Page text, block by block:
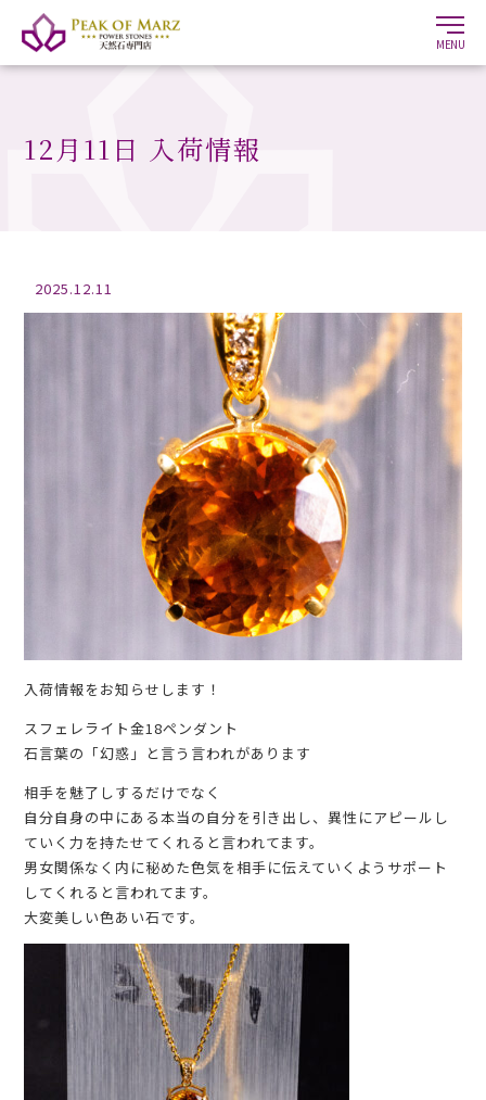
MENU
12月11日 入荷情報
2025.12.11
入荷情報をお知らせします！
スフェレライト金18ペンダント
石言葉の「幻惑」と言う言われがあります
相手を魅了しするだけでなく
自分自身の中にある本当の自分を引き出し、異性にアピールし
ていく力を持たせてくれると言われてます。
男女関係なく内に秘めた色気を相手に伝えていくようサポート
してくれると言われてます。
大変美しい色あい石です。